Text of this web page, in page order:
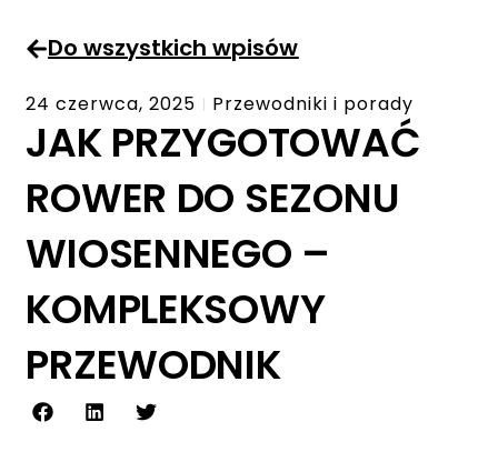
Do wszystkich wpisów
24 czerwca, 2025 Przewodniki i porady
JAK PRZYGOTOWAĆ
ROWER DO SEZONU
WIOSENNEGO –
KOMPLEKSOWY
PRZEWODNIK